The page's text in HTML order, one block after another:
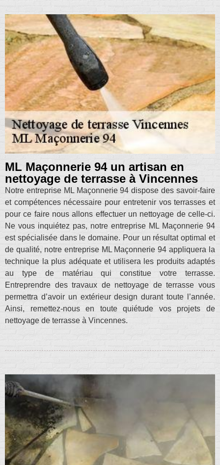
ML Maçonnerie 94 un artisan en
nettoyage de terrasse à Vincennes
Notre entreprise ML Maçonnerie 94 dispose des savoir-faire
et compétences nécessaire pour entretenir vos terrasses et
pour ce faire nous allons effectuer un nettoyage de celle-ci.
Ne vous inquiétez pas, notre entreprise ML Maçonnerie 94
est spécialisée dans le domaine. Pour un résultat optimal et
de qualité, notre entreprise ML Maçonnerie 94 appliquera la
technique la plus adéquate et utilisera les produits adaptés
au type de matériau qui constitue votre terrasse.
Entreprendre des travaux de nettoyage de terrasse vous
permettra d’avoir un extérieur design durant toute l’année.
Ainsi, remettez-nous en toute quiétude vos projets de
nettoyage de terrasse à Vincennes.